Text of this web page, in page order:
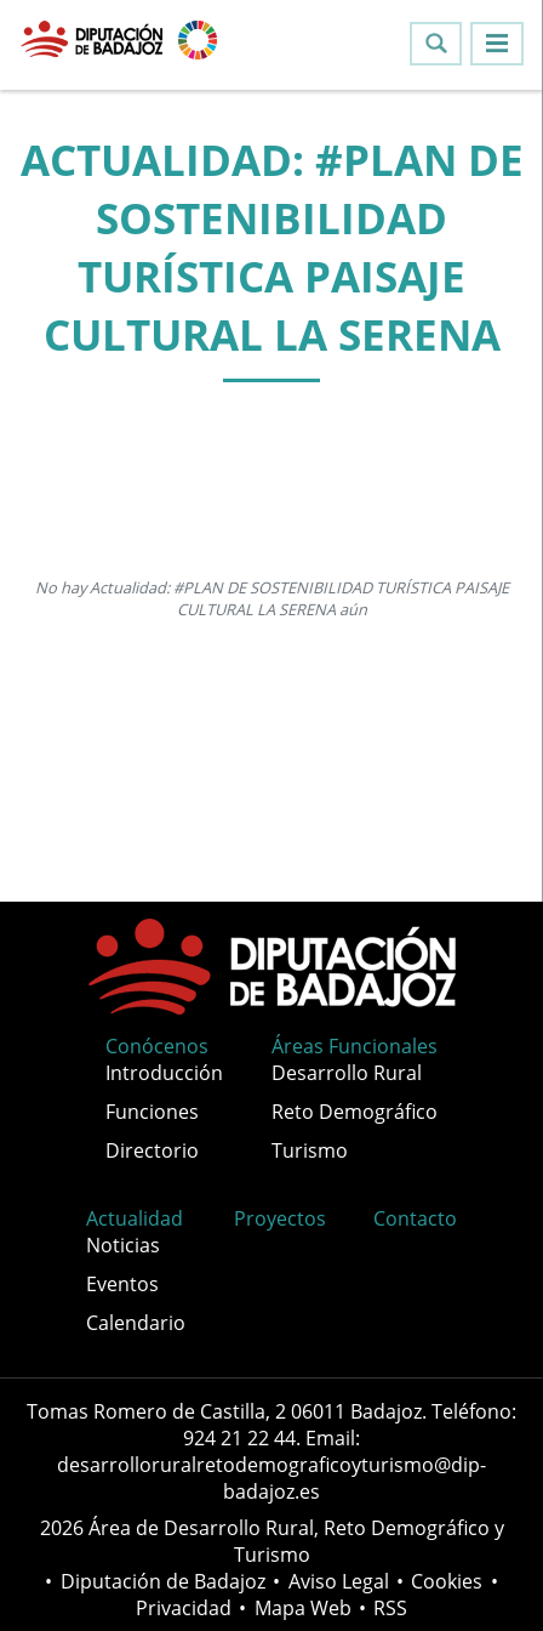
ACTUALIDAD: #PLAN DE
SOSTENIBILIDAD
TURÍSTICA PAISAJE
CULTURAL LA SERENA
No hay Actualidad: #PLAN DE SOSTENIBILIDAD TURÍSTICA PAISAJE
CULTURAL LA SERENA aún
Conócenos
Introducción
Funciones
Directorio
Áreas Funcionales
Desarrollo Rural
Reto Demográfico
Turismo
Actualidad
Noticias
Eventos
Calendario
Proyectos Contacto
Tomas Romero de Castilla, 2 06011 Badajoz. Teléfono:
924 21 22 44. Email:
desarrolloruralretodemograficoyturismo@dip-
badajoz.es
2026 Área de Desarrollo Rural, Reto Demográfico y
Turismo
• Diputación de Badajoz • Aviso Legal • Cookies •
Privacidad • Mapa Web • RSS